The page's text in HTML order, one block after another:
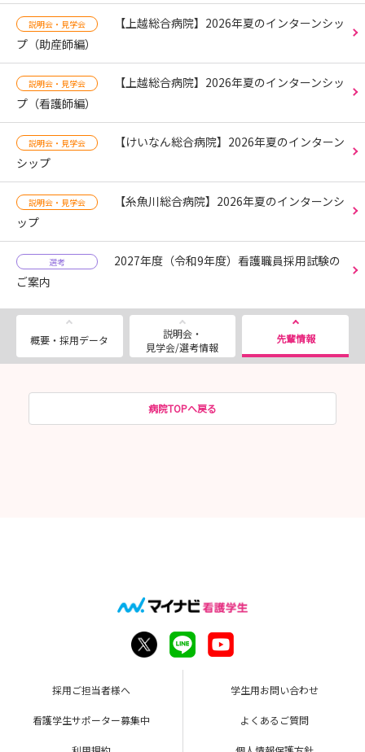
説明会・見学会
【上越総合病院】2026年夏のインターンシッ
プ（助産師編）
説明会・見学会
【上越総合病院】2026年夏のインターンシッ
プ（看護師編）
説明会・見学会
【けいなん総合病院】2026年夏のインターン
シップ
説明会・見学会
【糸魚川総合病院】2026年夏のインターンシ
ップ
選考
2027年度（令和9年度）看護職員採用試験の
ご案内
概要・採用データ
説明会・
見学会/選考情報
先輩情報
病院TOPへ戻る
採用ご担当者様へ 学生用お問い合わせ
看護学生サポーター募集中 よくあるご質問